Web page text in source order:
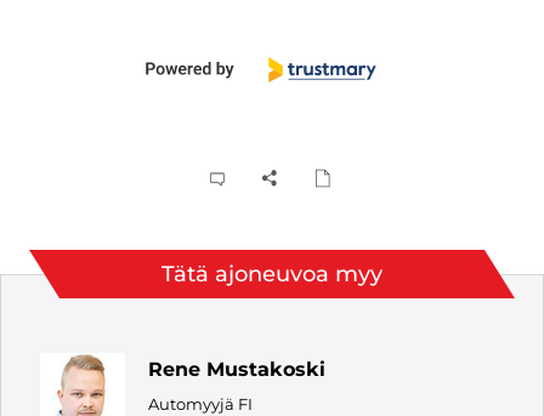
Tätä ajoneuvoa myy
Rene Mustakoski
Automyyjä FI